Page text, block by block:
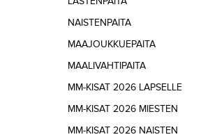
NAISTENPAITA
MAAJOUKKUEPAITA
MAALIVAHTIPAITA
MM-KISAT 2026 LAPSELLE
MM-KISAT 2026 MIESTEN
MM-KISAT 2026 NAISTEN